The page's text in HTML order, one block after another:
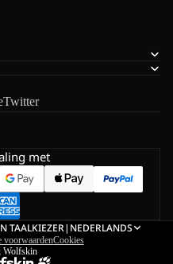
Twitter
met
TAALKIEZER| NEDERLANDS
voorwaardenCookies
Wolfskin